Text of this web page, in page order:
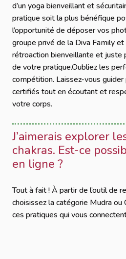
d’un yoga bienveillant et
pratique soit la plus bénéfique
l’opportunité de déposer vos
groupe privé de la Diva Family
rétroaction bienveillante et juste
de votre pratique.Oubliez les
compétition. Laissez-vous
certifiés tout en écoutant et
votre corps.
J’aimerais explorer
chakras. Est-ce
en ligne ?
Tout à fait ! À partir de l’outil de
choisissez la catégorie Mudra ou
ces pratiques qui vous